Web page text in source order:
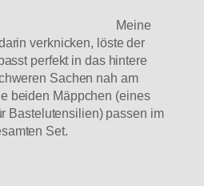
Meine
verknicken, löste der
perfekt in das hintere
Sachen nah am
beiden Mäppchen (eines
Bastelutensilien) passen im
Set.